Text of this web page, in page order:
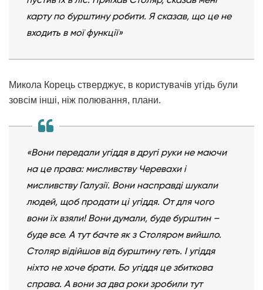
карту по бурштину робити. Я сказав, що це не
входить в мої функції»
Микола Корець стверджує, в користувачів угідь були
зовсім інші, ніж полювання, плани.
«Вони передали угіддя в другі руки не маючи
на це права: мисливству Черевахи і
мисливству Галузії. Вони насправді шукали
людей, щоб продати ці угіддя. От для чого
вони їх взяли! Вони думали, буде бурштин –
буде все. А тут бачте як з Столяром вийшло.
Столяр відійшов від бурштину геть. І угіддя
ніхто не хоче брати. Бо угіддя це збиткова
справа. А вони за два роки зробили тут